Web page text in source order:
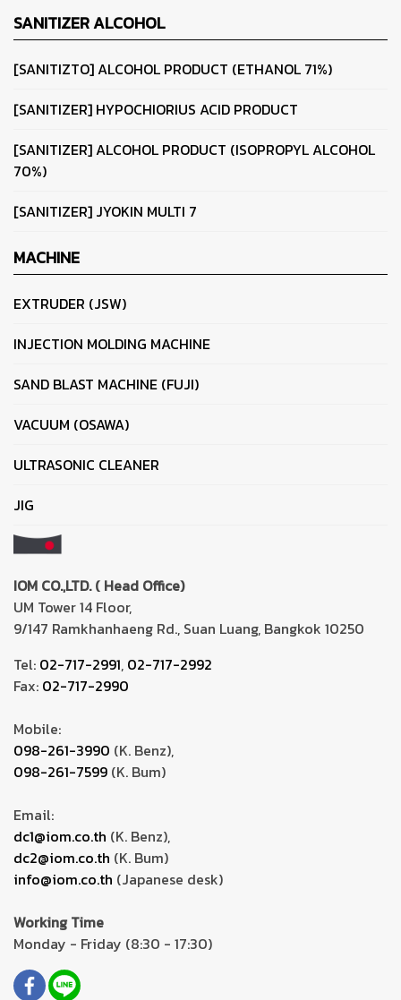
SANITIZER ALCOHOL
[SANITIZTO] ALCOHOL PRODUCT (ETHANOL 71%)
[SANITIZER] HYPOCHIORIUS ACID PRODUCT
[SANITIZER] ALCOHOL PRODUCT (ISOPROPYL ALCOHOL
70%)
[SANITIZER] JYOKIN MULTI 7
MACHINE
EXTRUDER (JSW)
INJECTION MOLDING MACHINE
SAND BLAST MACHINE (FUJI)
VACUUM (OSAWA)
ULTRASONIC CLEANER
JIG
IOM CO.,LTD. ( Head Office)
UM Tower 14 Floor,
9/147 Ramkhanhaeng Rd., Suan Luang, Bangkok 10250
Tel: 02-717-2991, 02-717-2992
Fax: 02-717-2990
Mobile:
098-261-3990 (K. Benz),
098-261-7599 (K. Bum)
Email:
dc1@iom.co.th (K. Benz),
dc2@iom.co.th (K. Bum)
info@iom.co.th (Japanese desk)
Working Time
Monday - Friday (8:30 - 17:30)